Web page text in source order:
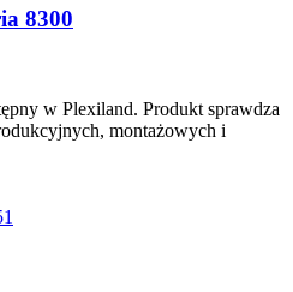
8300
w Plexiland. Produkt sprawdza
montażowych i